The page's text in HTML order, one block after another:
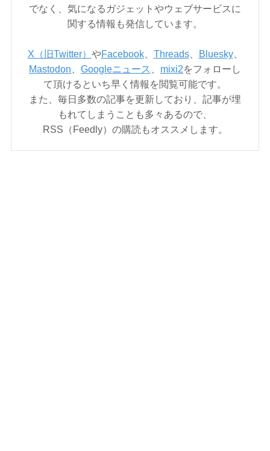
でなく、気になるガジェットやウェブサービスに
関する情報も発信しています。
X（旧Twitter） やFacebook、 Threads、 Bluesky、
Mastodon
Googleニュース mixi2をフォローし
て頂けるといち早く情報を閲覧可能です。
また、毎日多数の記事を更新しており、記事が埋
もれてしまうことも多々あるので、
RSS（Feedly）の購読もオススメします。